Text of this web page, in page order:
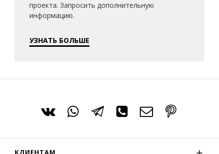
проекта. Запросить дополнительную
информацию.
УЗНАТЬ БОЛЬШЕ
КЛИЕНТАМ